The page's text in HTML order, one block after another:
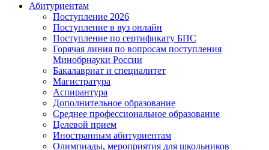
Абитуриентам
Поступление 2026
Поступление в вуз онлайн
Поступление по сертификату БПС
Горячая линия по вопросам поступления
Минобрнауки России
Бакалавриат и специалитет
Магистратура
Аспирантура
Дополнительное образование
Среднее профессиональное образование
Целевой прием
Иностранным абитуриентам
Олимпиады, мероприятия для школьников